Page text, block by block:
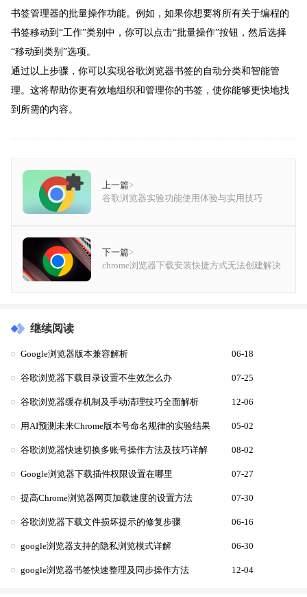
书签管理器的批量操作功能。例如，如果你想要将所有关于编程的
书签移动到“工作”类别中，你可以点击“批量操作”按钮，然后选择
“移动到类别”选项。
通过以上步骤，你可以实现谷歌浏览器书签的自动分类和智能管
理。这将帮助你更有效地组织和管理你的书签，使你能够更快地找
到所需的内容。
上一篇>
谷歌浏览器实验功能使用体验与实用技巧
下一篇>
chrome浏览器下载安装快捷方式无法创建解决
继续阅读
Google浏览器版本兼容解析 06-18
谷歌浏览器下载目录设置不生效怎么办 07-25
谷歌浏览器缓存机制及手动清理技巧全面解析 12-06
用AI预测未来Chrome版本号命名规律的实验结果 05-02
谷歌浏览器快速切换多账号操作方法及技巧详解 08-02
Google浏览器下载插件权限设置在哪里 07-27
提高Chrome浏览器网页加载速度的设置方法 07-30
谷歌浏览器下载文件损坏提示的修复步骤 06-16
google浏览器支持的隐私浏览模式详解 06-30
google浏览器书签快速整理及同步操作方法 12-04